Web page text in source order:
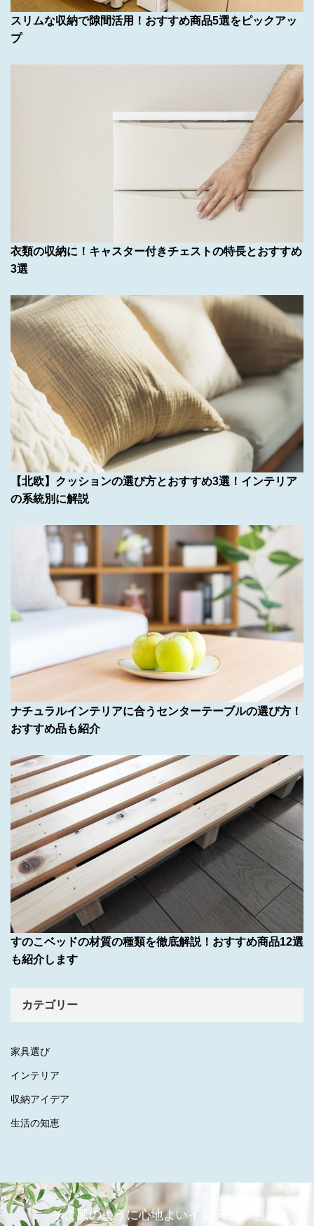
スリムな収納で隙間活用！おすすめ商品5選をピックアッ
プ
衣類の収納に！キャスター付きチェストの特長とおすすめ
3選
【北欧】クッションの選び方とおすすめ3選！インテリア
の系統別に解説
ナチュラルインテリアに合うセンターテーブルの選び方！
おすすめ品も紹介
すのこベッドの材質の種類を徹底解説！おすすめ商品12選
も紹介します
カテゴリー
家具選び
インテリア
収納アイデア
生活の知恵
そよ風のように心地よいインテリアを